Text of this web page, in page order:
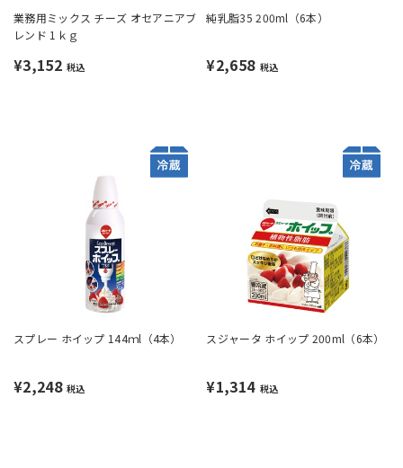
業務用ミックス チーズ オセアニアブ
レンド 1ｋｇ
¥3,152 税込
純乳脂35 200ml（6本）
¥2,658 税込
スプレー ホイップ 144ｍl（4本）
¥2,248 税込
スジャータ ホイップ 200ml（6本）
¥1,314 税込